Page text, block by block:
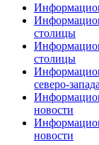
столицы
столицы
северо-
новости
новости